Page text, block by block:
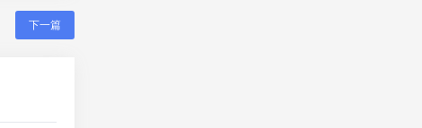
下一篇